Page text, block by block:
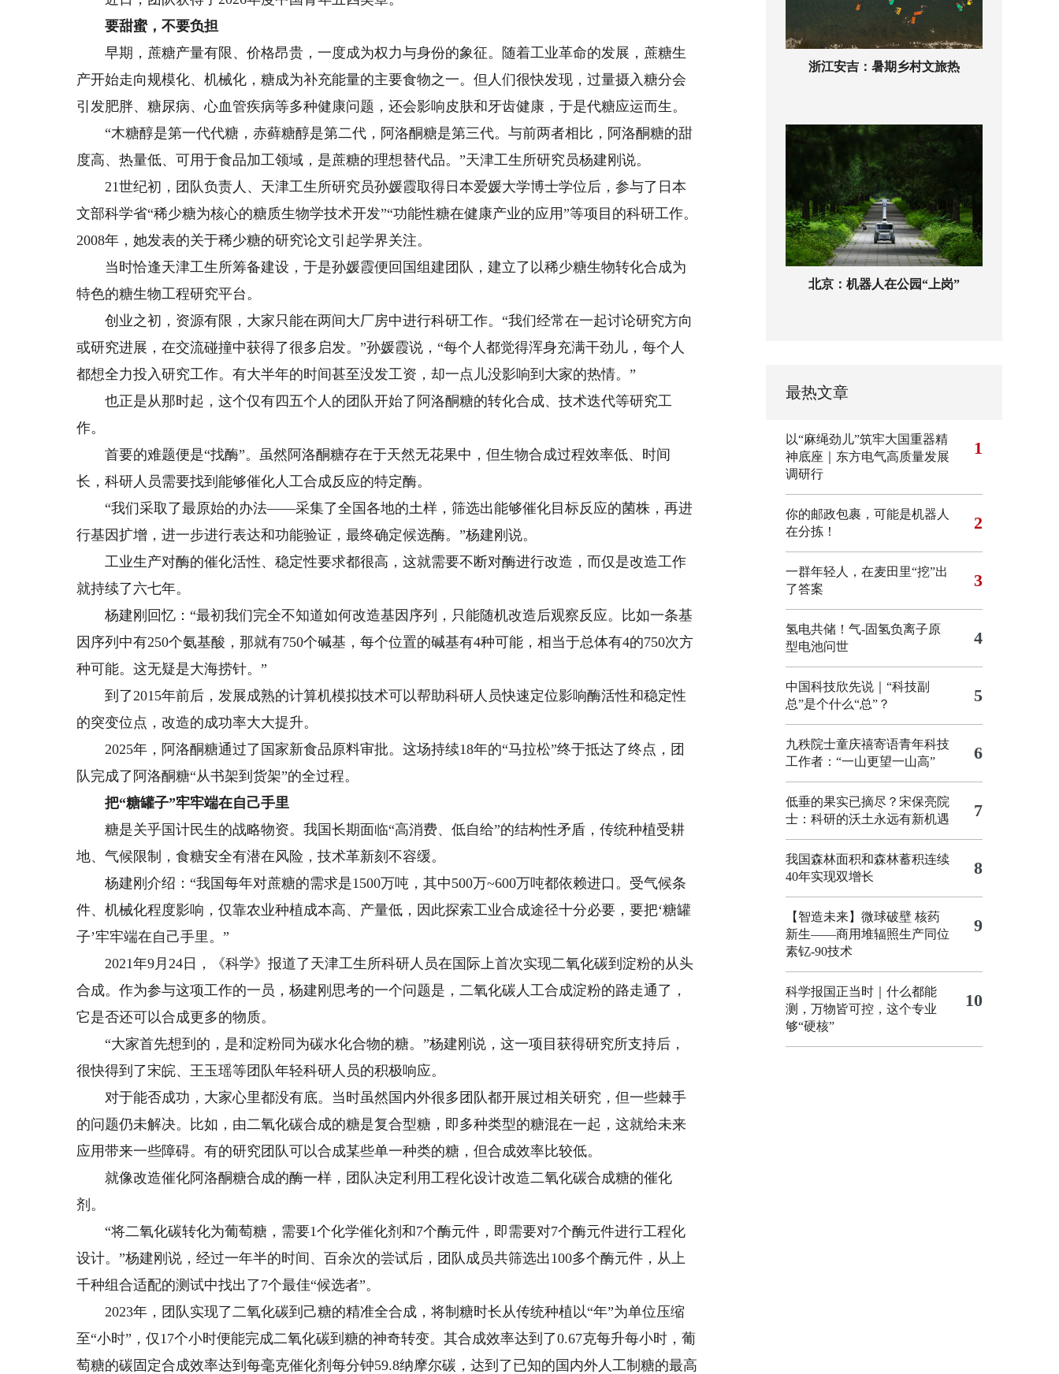
要甜蜜，不要负担
早期，蔗糖产量有限、价格昂贵，一度成为权力与身份的象征。随着工业革命的发展，蔗糖生
产开始走向规模化、机械化，糖成为补充能量的主要食物之一。但人们很快发现，过量摄入糖分会
引发肥胖、糖尿病、心血管疾病等多种健康问题，还会影响皮肤和牙齿健康，于是代糖应运而生。
“木糖醇是第一代代糖，赤藓糖醇是第二代，阿洛酮糖是第三代。与前两者相比，阿洛酮糖的甜
度高、热量低、可用于食品加工领域，是蔗糖的理想替代品。”天津工生所研究员杨建刚说。
21世纪初，团队负责人、天津工生所研究员孙媛霞取得日本爱媛大学博士学位后，参与了日本
文部科学省“稀少糖为核心的糖质生物学技术开发”“功能性糖在健康产业的应用”等项目的科研工作。
2008年，她发表的关于稀少糖的研究论文引起学界关注。
当时恰逢天津工生所筹备建设，于是孙媛霞便回国组建团队，建立了以稀少糖生物转化合成为
特色的糖生物工程研究平台。
创业之初，资源有限，大家只能在两间大厂房中进行科研工作。“我们经常在一起讨论研究方向
或研究进展，在交流碰撞中获得了很多启发。”孙媛霞说，“每个人都觉得浑身充满干劲儿，每个人
都想全力投入研究工作。有大半年的时间甚至没发工资，却一点儿没影响到大家的热情。”
也正是从那时起，这个仅有四五个人的团队开始了阿洛酮糖的转化合成、技术迭代等研究工
作。
首要的难题便是“找酶”。虽然阿洛酮糖存在于天然无花果中，但生物合成过程效率低、时间
长，科研人员需要找到能够催化人工合成反应的特定酶。
“我们采取了最原始的办法——采集了全国各地的土样，筛选出能够催化目标反应的菌株，再进
行基因扩增，进一步进行表达和功能验证，最终确定候选酶。”杨建刚说。
工业生产对酶的催化活性、稳定性要求都很高，这就需要不断对酶进行改造，而仅是改造工作
就持续了六七年。
杨建刚回忆：“最初我们完全不知道如何改造基因序列，只能随机改造后观察反应。比如一条基
因序列中有250个氨基酸，那就有750个碱基，每个位置的碱基有4种可能，相当于总体有4的750次方
种可能。这无疑是大海捞针。”
到了2015年前后，发展成熟的计算机模拟技术可以帮助科研人员快速定位影响酶活性和稳定性
的突变位点，改造的成功率大大提升。
2025年，阿洛酮糖通过了国家新食品原料审批。这场持续18年的“马拉松”终于抵达了终点，团
队完成了阿洛酮糖“从书架到货架”的全过程。
把“糖罐子”牢牢端在自己手里
糖是关乎国计民生的战略物资。我国长期面临“高消费、低自给”的结构性矛盾，传统种植受耕
地、气候限制，食糖安全有潜在风险，技术革新刻不容缓。
杨建刚介绍：“我国每年对蔗糖的需求是1500万吨，其中500万~600万吨都依赖进口。受气候条
件、机械化程度影响，仅靠农业种植成本高、产量低，因此探索工业合成途径十分必要，要把‘糖罐
子’牢牢端在自己手里。”
2021年9月24日，《科学》报道了天津工生所科研人员在国际上首次实现二氧化碳到淀粉的从头
合成。作为参与这项工作的一员，杨建刚思考的一个问题是，二氧化碳人工合成淀粉的路走通了，
它是否还可以合成更多的物质。
“大家首先想到的，是和淀粉同为碳水化合物的糖。”杨建刚说，这一项目获得研究所支持后，
很快得到了宋皖、王玉瑶等团队年轻科研人员的积极响应。
对于能否成功，大家心里都没有底。当时虽然国内外很多团队都开展过相关研究，但一些棘手
的问题仍未解决。比如，由二氧化碳合成的糖是复合型糖，即多种类型的糖混在一起，这就给未来
应用带来一些障碍。有的研究团队可以合成某些单一种类的糖，但合成效率比较低。
就像改造催化阿洛酮糖合成的酶一样，团队决定利用工程化设计改造二氧化碳合成糖的催化
剂。
“将二氧化碳转化为葡萄糖，需要1个化学催化剂和7个酶元件，即需要对7个酶元件进行工程化
设计。”杨建刚说，经过一年半的时间、百余次的尝试后，团队成员共筛选出100多个酶元件，从上
千种组合适配的测试中找出了7个最佳“候选者”。
2023年，团队实现了二氧化碳到己糖的精准全合成，将制糖时长从传统种植以“年”为单位压缩
至“小时”，仅17个小时便能完成二氧化碳到糖的神奇转变。其合成效率达到了0.67克每升每小时，葡
萄糖的碳固定合成效率达到每毫克催化剂每分钟59.8纳摩尔碳，达到了已知的国内外人工制糖的最高
浙江安吉：暑期乡村文旅热
北京：机器人在公园“上岗”
最热文章
以“麻绳劲儿”筑牢大国重器精
神底座｜东方电气高质量发展
调研行
1
你的邮政包裹，可能是机器人
在分拣！
2
一群年轻人，在麦田里“挖”出
了答案
3
氢电共储！气-固氢负离子原
型电池问世
4
中国科技欣先说｜“科技副
总”是个什么“总”？
5
九秩院士童庆禧寄语青年科技
工作者：“一山更望一山高”
6
低垂的果实已摘尽？宋保亮院
士：科研的沃土永远有新机遇
7
我国森林面积和森林蓄积连续
40年实现双增长
8
【智造未来】微球破壁 核药
新生——商用堆辐照生产同位
素钇-90技术
9
科学报国正当时｜什么都能
测，万物皆可控，这个专业
够“硬核”
10